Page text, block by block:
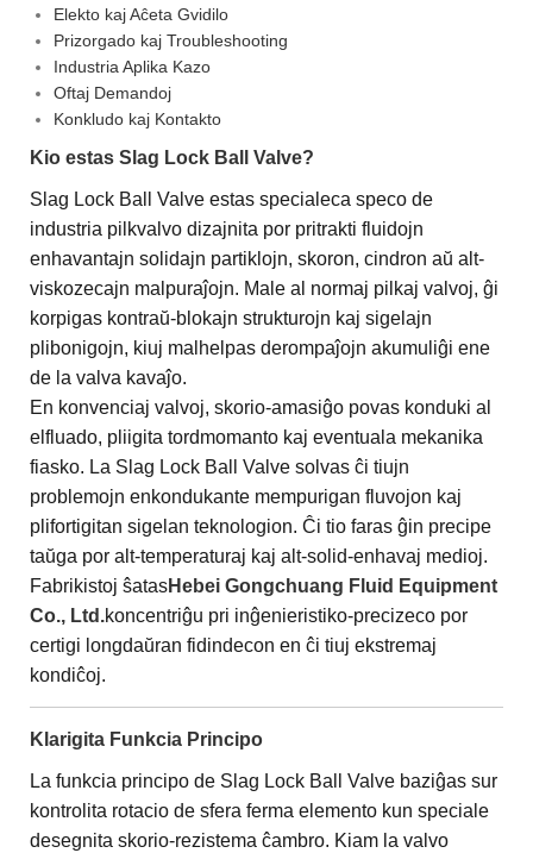
Elekto kaj Aĉeta Gvidilo
Prizorgado kaj Troubleshooting
Industria Aplika Kazo
Oftaj Demandoj
Konkludo kaj Kontakto
Kio estas Slag Lock Ball Valve?
Slag Lock Ball Valve estas specialeca speco de
industria pilkvalvo dizajnita por pritrakti fluidojn
enhavantajn solidajn partiklojn, skoron, cindron aŭ alt-
viskozecajn malpuraĵojn. Male al normaj pilkaj valvoj, ĝi
korpigas kontraŭ-blokajn strukturojn kaj sigelajn
plibonigojn, kiuj malhelpas derompaĵojn akumuliĝi ene
de la valva kavaĵo.
En konvenciaj valvoj, skorio-amasiĝo povas konduki al
elfluado, pliigita tordmomanto kaj eventuala mekanika
fiasko. La Slag Lock Ball Valve solvas ĉi tiujn
problemojn enkondukante mempurigan fluvojon kaj
plifortigitan sigelan teknologion. Ĉi tio faras ĝin precipe
taŭga por alt-temperaturaj kaj alt-solid-enhavaj medioj.
Fabrikistoj ŝatasHebei Gongchuang Fluid Equipment
Co., Ltd.koncentriĝu pri inĝenieristiko-precizeco por
certigi longdaŭran fidindecon en ĉi tiuj ekstremaj
kondiĉoj.
Klarigita Funkcia Principo
La funkcia principo de Slag Lock Ball Valve baziĝas sur
kontrolita rotacio de sfera ferma elemento kun speciale
desegnita skorio-rezistema ĉambro. Kiam la valvo